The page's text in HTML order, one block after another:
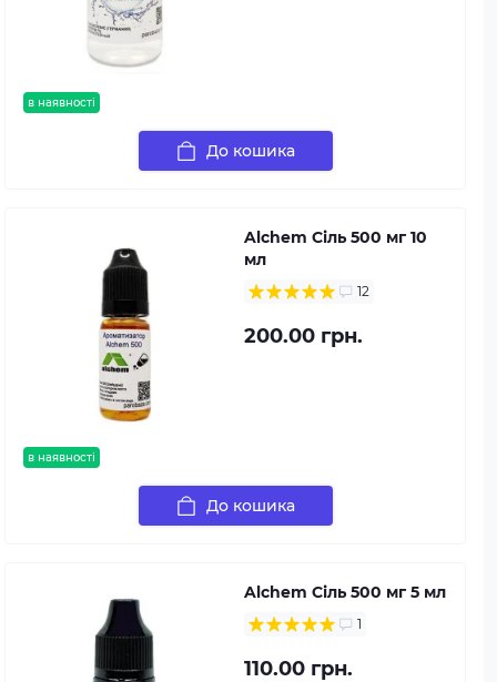
в наявності
До кошика
в наявності
Alchem Сіль 500 мг 10
мл
12
200.00 грн.
До кошика
Alchem Сіль 500 мг 5 мл
1
110.00 грн.